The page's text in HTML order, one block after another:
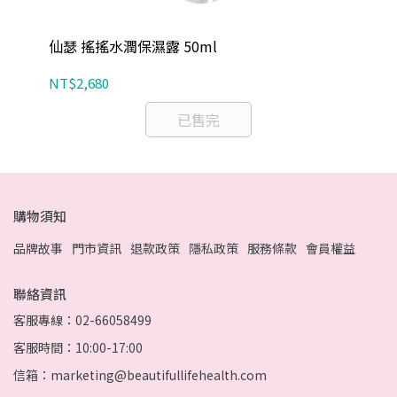
仙瑟 搖搖水潤保濕露 50ml
NT$2,680
已售完
購物須知
品牌故事 門市資訊 退款政策 隱私政策 服務條款 會員權益
聯絡資訊
客服專線：02-66058499
客服時間：10:00-17:00
信箱：marketing@beautifullifehealth.com